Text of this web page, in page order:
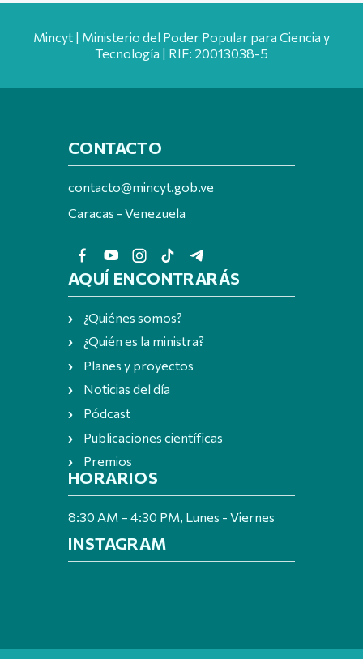
Mincyt | Ministerio del Poder Popular para Ciencia y
Tecnología | RIF: 20013038-5
CONTACTO
contacto@mincyt.gob.ve
Caracas - Venezuela
AQUÍ ENCONTRARÁS
¿Quiénes somos?
¿Quién es la ministra?
Planes y proyectos
Noticias del día
Pódcast
Publicaciones científicas
Premios
HORARIOS
8:30 AM – 4:30 PM, Lunes - Viernes
INSTAGRAM